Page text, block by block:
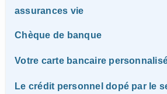
assurances vie
Chèque de banque
Votre carte bancaire
Le crédit personnel dopé par le